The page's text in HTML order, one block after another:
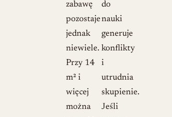
zabawę
pozostaje
jednak
niewiele.
Przy 14
m² i
więcej
można
do
nauki
generuje
konflikty
i
utrudnia
skupienie.
Jeśli